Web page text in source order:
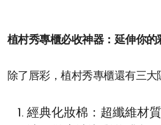
植村秀專櫃必收神器：延伸你的
除了唇彩，植村秀專櫃還有三大
經典化妝棉：超纖維材